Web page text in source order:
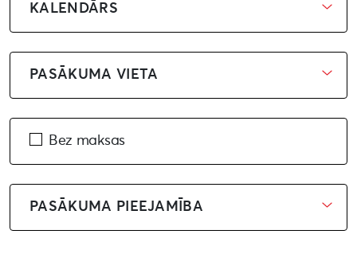
KALENDĀRS
PASĀKUMA VIETA
Bez maksas
PASĀKUMA PIEEJAMĪBA